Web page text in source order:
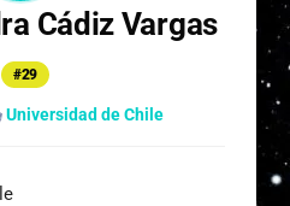
Cádiz Vargas
#29
Universidad de Chile